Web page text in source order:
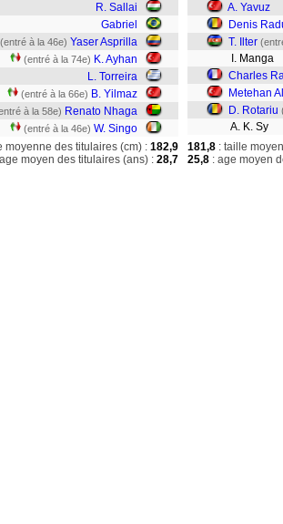
R. Sallai
Gabriel
(entré à la 46e) Yaser Asprilla
(entré à la 74e) K. Ayhan
L. Torreira
(entré à la 66e) B. Yilmaz
à la 58e) Renato Nhaga
(entré à la 46e) W. Singo
A. Yavuz
Denis
T. Ilter
I. Manga
Charles
Metehan
D. Rotariu
A. K. Sy
moyenne des titulaires (cm) : 182,9
age moyen des titulaires (ans) : 28,7
181,8 : taille
25,8 : age moyen